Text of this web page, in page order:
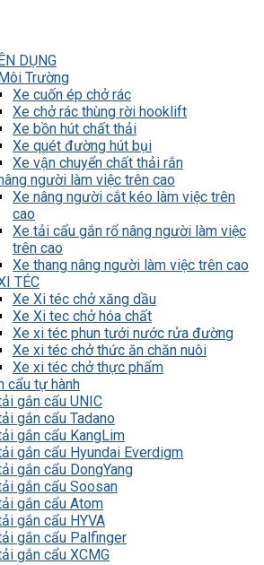
DỤNG
Trường
Xe cuốn ép chở rác
Xe chở rác thùng rời hooklift
Xe bồn hút chất thải
Xe quét đường hút bụi
Xe vận chuyển chất thải rắn
người làm việc trên cao
Xe nâng người cắt kéo làm việc trên
cao
Xe tải cẩu gắn rổ nâng người làm việc
trên cao
Xe thang nâng người làm việc trên cao
TÉC
Xe Xi téc chở xăng dầu
Xe Xi tec chở hóa chất
Xe xi téc phun tưới nước rửa đường
Xe xi téc chở thức ăn chăn nuôi
Xe xi téc chở thực phẩm
cẩu tự hành
gắn cẩu UNIC
gắn cẩu Tadano
gắn cẩu KangLim
gắn cẩu Hyundai Everdigm
gắn cẩu DongYang
gắn cẩu Soosan
gắn cẩu Atom
gắn cẩu HYVA
gắn cẩu Palfinger
gắn cẩu XCMG